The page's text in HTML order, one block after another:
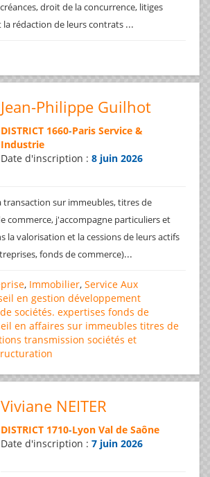
droit de la concurrence, litiges
la rédaction de leurs contrats ...
Jean-Philippe Guilhot
DISTRICT 1660-Paris Service &
Industrie
Date d'inscription : 8 juin 2026
transaction sur immeubles, titres de
commerce, j'accompagne particuliers et
la valorisation et la cessions de leurs actifs
fonds de commerce)...
, Immobilier, Service Aux
en gestion développement
sociétés. expertises fonds de
en affaires sur immeubles titres de
transmission sociétés et
Viviane NEITER
DISTRICT 1710-Lyon Val de Saône
Date d'inscription : 7 juin 2026